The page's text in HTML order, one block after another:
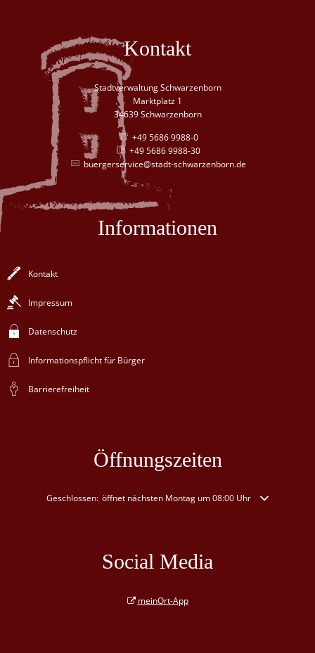
Kontakt
Stadtverwaltung Schwarzenborn
Marktplatz 1
34639 Schwarzenborn
+49 5686 9988-0
+49 5686 9988-30
buergerservice@stadt-schwarzenborn.de
Informationen
Kontakt
Impressum
Datenschutz
Informationspflicht für Bürger
Barrierefreiheit
Öffnungszeiten
Klicken, um weitere Öffnungs- oder Schließzeiten auszublenden
Geschlossen: öffnet nächsten Montag um 08:00 Uhr
Social Media
meinOrt-App